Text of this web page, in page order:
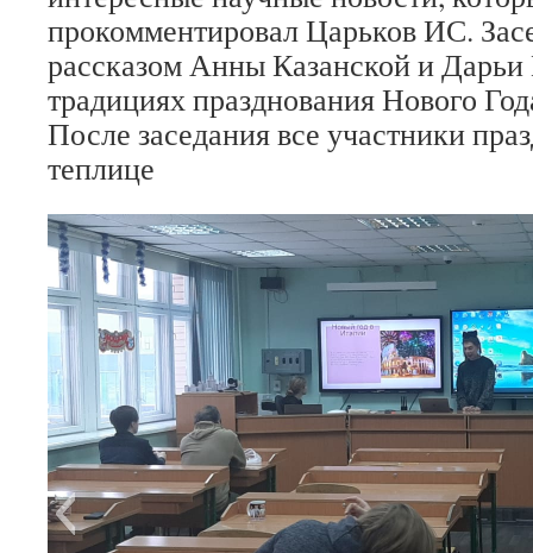
прокомментировал Царьков ИС.
рассказом Анны Казанской и
традициях празднования Нового
После заседания все участники
теплице